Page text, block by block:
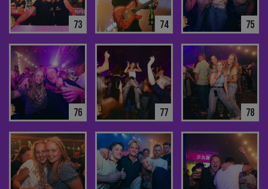
73 74 75
76 77 78